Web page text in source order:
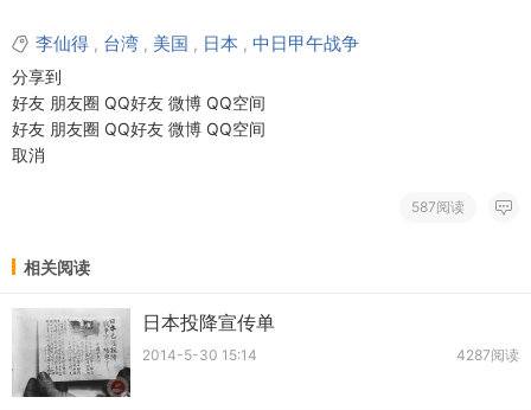
李仙得 , 台湾 , 美国 , 日本 , 中日甲午战争
分享到
好友 朋友圈 QQ好友 微博 QQ空间
好友 朋友圈 QQ好友 微博 QQ空间
取消
587阅读
相关阅读
日本投降宣传单
2014-5-30 15:14 4287阅读